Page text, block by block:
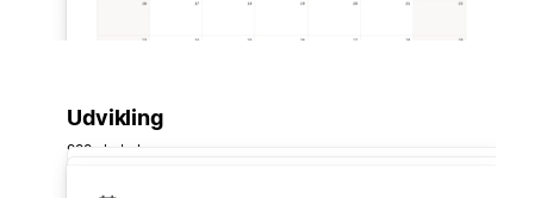
Udvikling
999 skabeloner